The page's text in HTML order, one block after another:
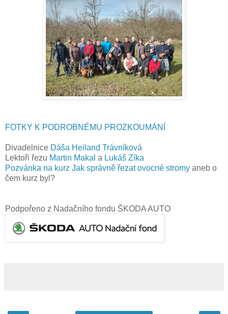
FOTKY K PODROBNÉMU PROZKOUMÁNÍ
Divadelnice Dáša Heiland Trávníková
Lektoři řezu Martin Makal a Lukáš Zíka
Pozvánka na kurz Jak správně řezat ovocné stromy aneb o
čem kurz byl?
Podpořeno z Nadačního fondu ŠKODA AUTO